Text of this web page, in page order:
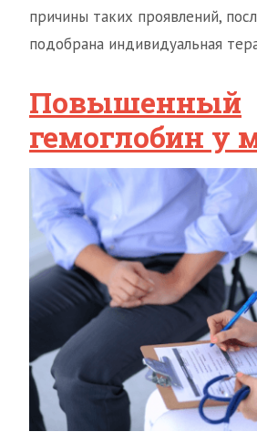
причины таких проявлений,
подобрана индивидуальная
Повышенный
гемоглобин у